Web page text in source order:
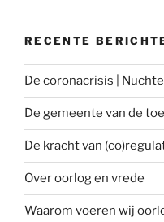
RECENTE
De coronacrisis |
De gemeente van de
De kracht van
Over oorlog en vrede
Waarom voeren wij